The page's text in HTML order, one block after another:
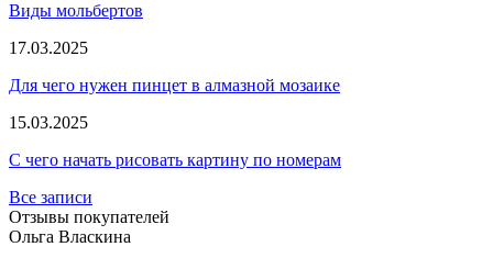
Виды мольбертов
17.03.2025
Для чего нужен пинцет в алмазной мозаике
15.03.2025
С чего начать рисовать картину по номерам
Все записи
Отзывы покупателей
Ольга Власкина